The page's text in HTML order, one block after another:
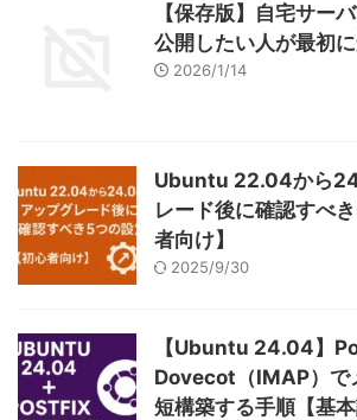
【保存版】自宅サー
公開したい人が最初
2026/1/14
Ubuntu 22.04から
レード後に確認すべ
者向け】
2025/9/30
【Ubuntu 24.04】
Dovecot（IMAP）で
短構築する手順【基本